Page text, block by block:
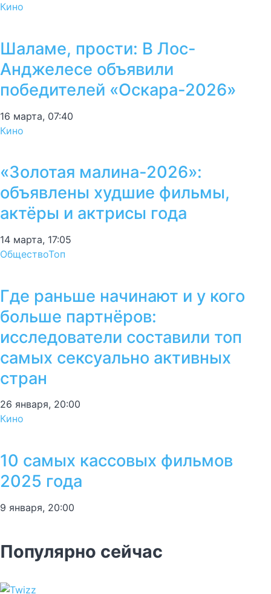
Кино
Шаламе, прости: В Лос-
Анджелесе объявили
победителей «Оскара-2026»
16 марта, 07:40
Кино
«Золотая малина-2026»:
объявлены худшие фильмы,
актёры и актрисы года
14 марта, 17:05
ОбществоТоп
Где раньше начинают и у кого
больше партнёров:
исследователи составили топ
самых сексуально активных
стран
26 января, 20:00
Кино
10 самых кассовых фильмов
2025 года
9 января, 20:00
Популярно сейчас